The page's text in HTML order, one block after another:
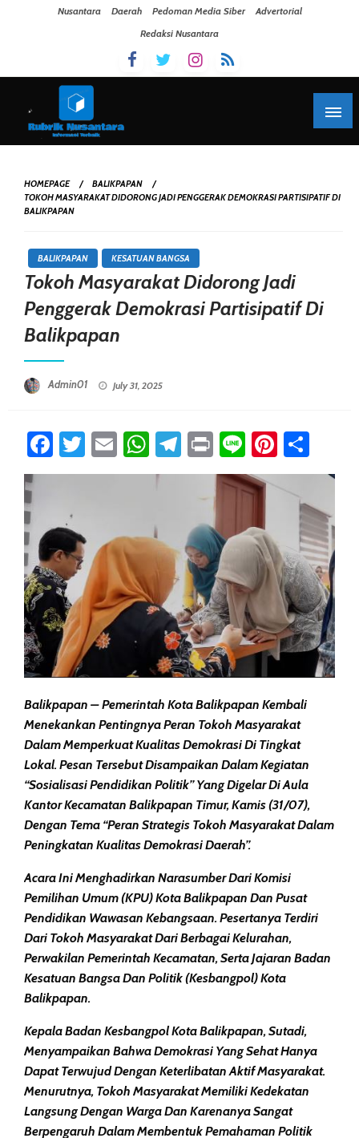
Nusantara Daerah Pedoman Media Siber
Advertorial
Redaksi Nusantara
HOMEPAGE
BALIKPAPAN
TOKOH MASYARAKAT DIDORONG JADI PENGGERAK DEMOKRASI PARTISIPATIF DI
BALIKPAPAN
BALIKPAPAN KESATUAN BANGSA
Tokoh Masyarakat Didorong Jadi
Penggerak Demokrasi Partisipatif Di
Balikpapan
Admin01 July 31, 2025
Facebook
Twitter
EmailWhatsApp
Telegram
PrintLine
Balikpapan – Pemerintah Kota Balikpapan Kembali
Menekankan Pentingnya Peran Tokoh Masyarakat
Dalam Memperkuat Kualitas Demokrasi Di Tingkat
Lokal. Pesan Tersebut Disampaikan Dalam Kegiatan
“Sosialisasi Pendidikan Politik” Yang Digelar Di Aula
Kantor Kecamatan Balikpapan Timur, Kamis (31/07),
Dengan Tema “Peran Strategis Tokoh Masyarakat Dalam
Peningkatan Kualitas Demokrasi Daerah”.
Acara Ini Menghadirkan Narasumber Dari Komisi
Pemilihan Umum (KPU) Kota Balikpapan Dan Pusat
Pendidikan Wawasan Kebangsaan. Pesertanya Terdiri
Dari Tokoh Masyarakat Dari Berbagai Kelurahan,
Perwakilan Pemerintah Kecamatan, Serta Jajaran Badan
Kesatuan Bangsa Dan Politik (Kesbangpol) Kota
Balikpapan.
Kepala Badan Kesbangpol Kota Balikpapan, Sutadi,
Menyampaikan Bahwa Demokrasi Yang Sehat Hanya
Dapat Terwujud Dengan Keterlibatan Aktif Masyarakat.
Menurutnya, Tokoh Masyarakat Memiliki Kedekatan
Langsung Dengan Warga Dan Karenanya Sangat
Berpengaruh Dalam Membentuk Pemahaman Politik